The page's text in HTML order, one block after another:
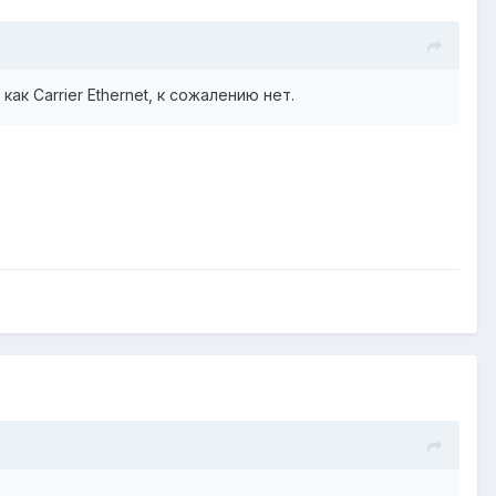
Carrier Ethernet, к сожалению нет.